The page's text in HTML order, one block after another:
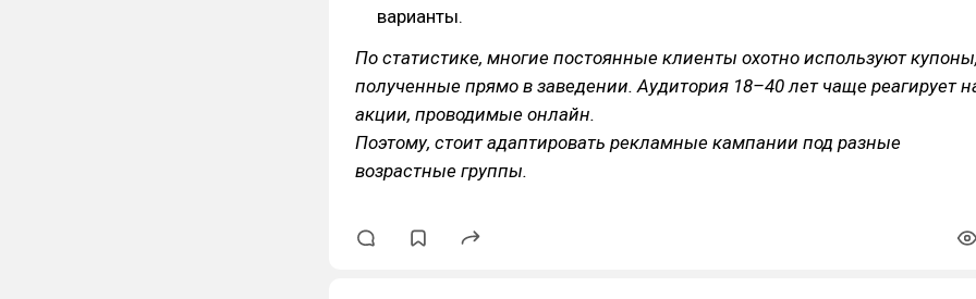
варианты.
По статистике, многие постоянные клиенты охотно используют
полученные прямо в заведении. Аудитория 18–40 лет чаще реагирует
акции, проводимые онлайн.
Поэтому, стоит адаптировать рекламные кампании под разные
возрастные группы.